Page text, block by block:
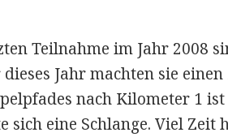
Teilnahme im Jahr 2008
dieses Jahr machten sie
nach Kilometer 1
sich eine Schlange. Viel Zeit